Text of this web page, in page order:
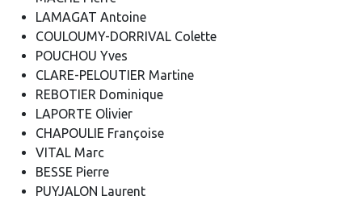
LAMAGAT Antoine
COULOUMY-DORRIVAL Colette
POUCHOU Yves
CLARE-PELOUTIER Martine
REBOTIER Dominique
LAPORTE Olivier
CHAPOULIE Françoise
VITAL Marc
BESSE Pierre
PUYJALON Laurent